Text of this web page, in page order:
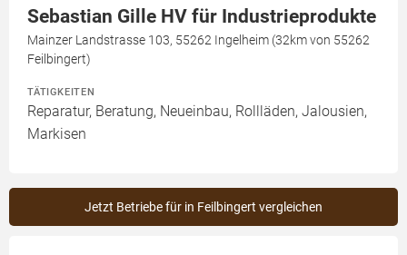
Sebastian Gille HV für Industrieprodukte
Mainzer Landstrasse 103, 55262 Ingelheim (32km von 55262
Feilbingert)
TÄTIGKEITEN
Reparatur, Beratung, Neueinbau, Rollläden, Jalousien,
Markisen
Jetzt Betriebe für in Feilbingert vergleichen